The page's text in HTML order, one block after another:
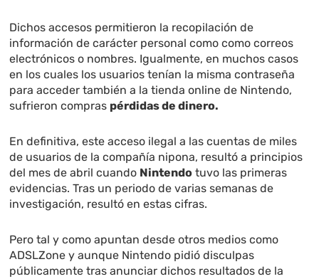
Dichos accesos permitieron la recopilación de
información de carácter personal como como correos
electrónicos o nombres. Igualmente, en muchos casos
en los cuales los usuarios tenían la misma contraseña
para acceder también a la tienda online de Nintendo,
sufrieron compras pérdidas de dinero.
En definitiva, este acceso ilegal a las cuentas de miles
de usuarios de la compañía nipona, resultó a principios
del mes de abril cuando Nintendo tuvo las primeras
evidencias. Tras un periodo de varias semanas de
investigación, resultó en estas cifras.
Pero tal y como apuntan desde otros medios como
ADSLZone y aunque Nintendo pidió disculpas
públicamente tras anunciar dichos resultados de la